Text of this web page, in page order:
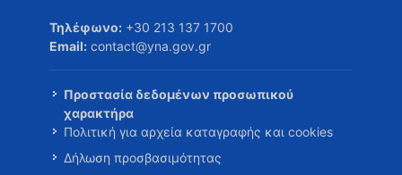
Τηλέφωνο: +30 213 137 1700
Email: contact@yna.gov.gr
Προστασία δεδομένων προσωπικού
χαρακτήρα
Πολιτική για αρχεία καταγραφής και cookies
Δήλωση προσβασιμότητας